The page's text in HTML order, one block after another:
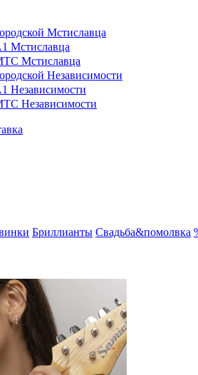
Мстиславца
Мстиславца
Мстиславца
Независимости
Независимости
Независимости
Бриллианты Свадьба&помолвка